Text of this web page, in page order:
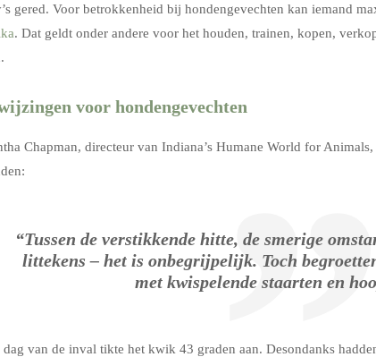
gered. Voor betrokkenheid bij hondengevechten kan iemand
. Dat geldt onder andere voor het houden, trainen, kopen,
voor hondengevechten
Chapman, directeur van Indiana’s Humane World for
“Tussen de verstikkende hitte, de smerige
littekens – het is onbegrijpelijk. Toch
met kwispelende staarten en
dag van de inval tikte het kwik 43 graden aan. Desondanks